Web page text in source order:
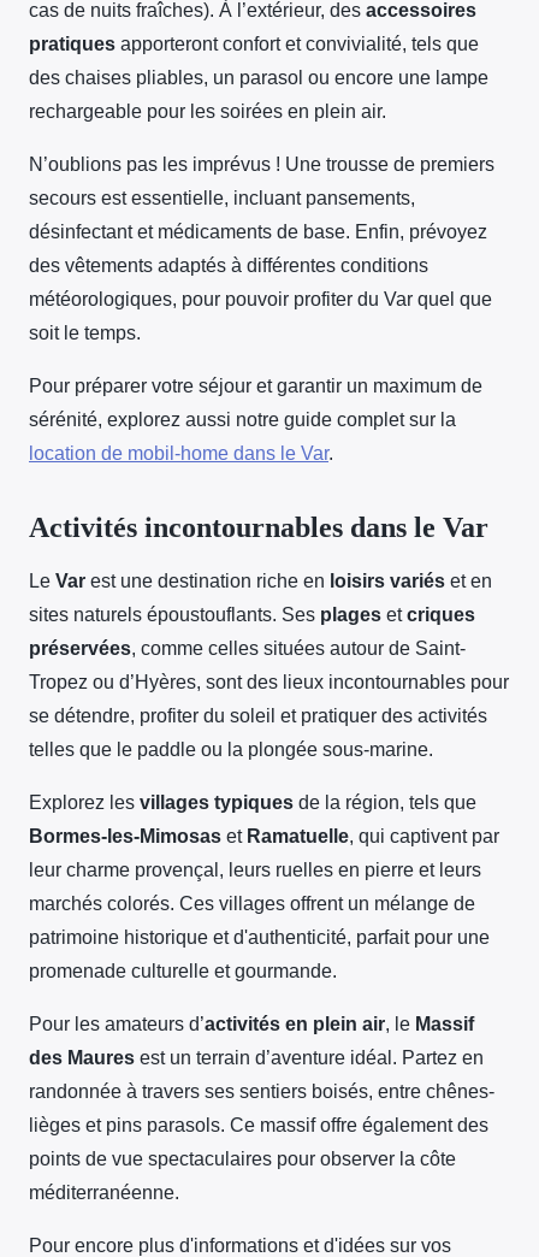
cas de nuits fraîches). À l’extérieur, des accessoires
pratiques apporteront confort et convivialité, tels que
des chaises pliables, un parasol ou encore une lampe
rechargeable pour les soirées en plein air.
N’oublions pas les imprévus ! Une trousse de premiers
secours est essentielle, incluant pansements,
désinfectant et médicaments de base. Enfin, prévoyez
des vêtements adaptés à différentes conditions
météorologiques, pour pouvoir profiter du Var quel que
soit le temps.
Pour préparer votre séjour et garantir un maximum de
sérénité, explorez aussi notre guide complet sur la
location de mobil-home dans le Var.
Activités incontournables dans le Var
Le Var est une destination riche en loisirs variés et en
sites naturels époustouflants. Ses plages etcriques
préservées, comme celles situées autour de Saint-
Tropez ou d’Hyères, sont des lieux incontournables pour
se détendre, profiter du soleil et pratiquer des activités
telles que le paddle ou la plongée sous-marine.
Explorez les villages typiques de la région, tels que
Bormes-les-Mimosas et Ramatuelle, qui captivent par
leur charme provençal, leurs ruelles en pierre et leurs
marchés colorés. Ces villages offrent un mélange de
patrimoine historique et d'authenticité, parfait pour une
promenade culturelle et gourmande.
Pour les amateurs d’activités en plein air, le Massif
des Maures est un terrain d’aventure idéal. Partez en
randonnée à travers ses sentiers boisés, entre chênes-
lièges et pins parasols. Ce massif offre également des
points de vue spectaculaires pour observer la côte
méditerranéenne.
Pour encore plus d'informations et d'idées sur vos